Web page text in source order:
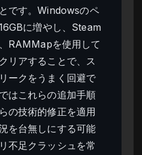
です。Windowsのペ
に増やし、Steam
RAMMapを使用して
リアすることで、ス
ークをうまく回避で
はこれらの追加手順
の技術的修正を適用
を台無しにする可能
不足クラッシュを常